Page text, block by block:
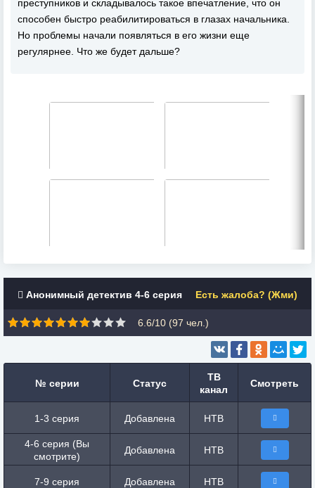
преступников и складывалось такое впечатление, что он
способен быстро реабилитироваться в глазах начальника.
Но проблемы начали появляться в его жизни еще
регулярнее. Что же будет дальше?
Анонимный детектив 4-6 серия Есть жалоба? (Жми)
6.6/10 (97 чел.)
№ серии Статус
ТВ
канал
Смотреть
1-3 серия Добавлена НТВ
4-6 серия (Вы
смотрите)
Добавлена НТВ
7-9 серия Добавлена НТВ